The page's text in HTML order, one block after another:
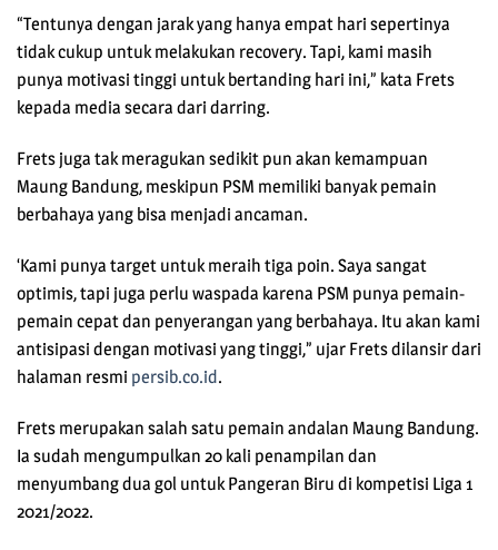
“Tentunya dengan jarak yang hanya empat hari sepertinya
tidak cukup untuk melakukan recovery. Tapi, kami masih
punya motivasi tinggi untuk bertanding hari ini,” kata Frets
kepada media secara dari darring.
Frets juga tak meragukan sedikit pun akan kemampuan
Maung Bandung, meskipun PSM memiliki banyak pemain
berbahaya yang bisa menjadi ancaman.
‘Kami punya target untuk meraih tiga poin. Saya sangat
optimis, tapi juga perlu waspada karena PSM punya pemain-
pemain cepat dan penyerangan yang berbahaya. Itu akan kami
antisipasi dengan motivasi yang tinggi,” ujar Frets dilansir dari
halaman resmi persib.co.id.
Frets merupakan salah satu pemain andalan Maung Bandung.
Ia sudah mengumpulkan 20 kali penampilan dan
menyumbang dua gol untuk Pangeran Biru di kompetisi Liga 1
2021/2022.